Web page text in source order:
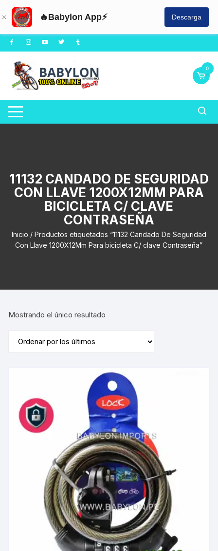
🔥Babylon App⚡ Descarga
Saltar
al
contenido
0
11132 CANDADO DE SEGURIDAD
CON LLAVE 1200X12MM PARA
BICICLETA C/ CLAVE
CONTRASEÑA
Inicio / Productos etiquetados “11132 Candado De Seguridad
Con Llave 1200X12Mm Para bicicleta C/ clave Contraseña”
Mostrando el único resultado